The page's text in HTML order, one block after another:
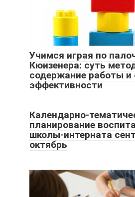
Учимся играя по
Кюизенера: суть
содержание работы
эффективности
Календарно-
планирование
школы-интерната
октябрь